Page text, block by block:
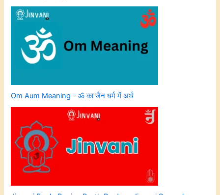
Om Aum Meaning – ॐ का जैन धर्म में अर्थ